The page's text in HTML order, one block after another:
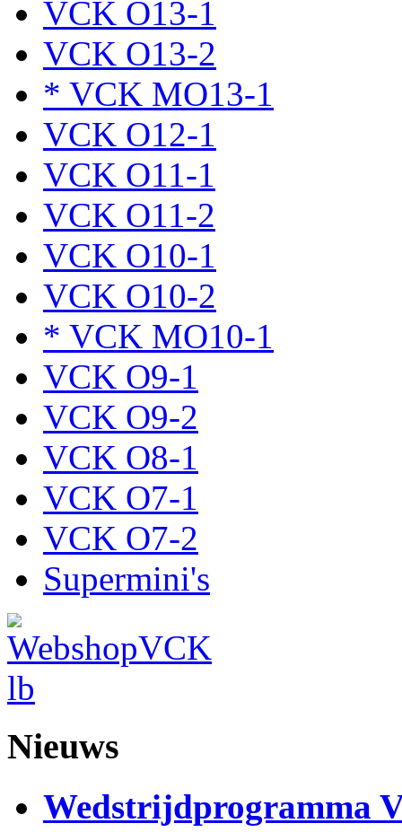
VCK O13-1
VCK O13-2
* VCK MO13-1
VCK O12-1
VCK O11-1
VCK O11-2
VCK O10-1
VCK O10-2
* VCK MO10-1
VCK O9-1
VCK O9-2
VCK O8-1
VCK O7-1
VCK O7-2
Supermini's
Nieuws
Wedstrijdprogramma